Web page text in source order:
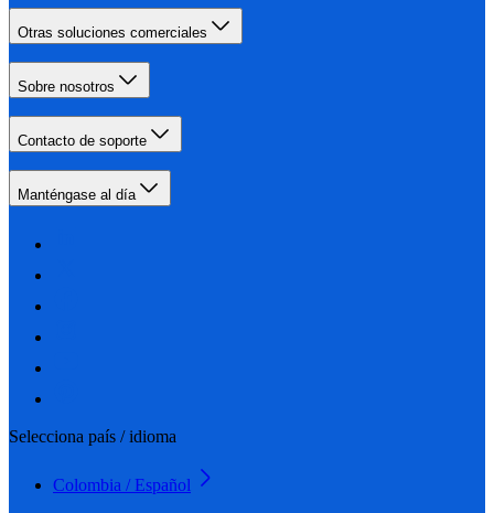
Otras soluciones comerciales
Sobre nosotros
Contacto de soporte
Manténgase al día
Selecciona país / idioma
Colombia / Español